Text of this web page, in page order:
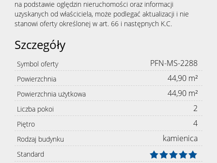
na podstawie oględzin nieruchomości oraz informacji
uzyskanych od właściciela, może podlegać aktualizacji i nie
stanowi oferty określonej w art. 66 i następnych K.C.
Szczegóły
Symbol oferty PFN-MS-2288
Powierzchnia 44,90 m²
Powierzchnia użytkowa 44,90 m²
Liczba pokoi 2
Piętro 4
Rodzaj budynku kamienica
Standard